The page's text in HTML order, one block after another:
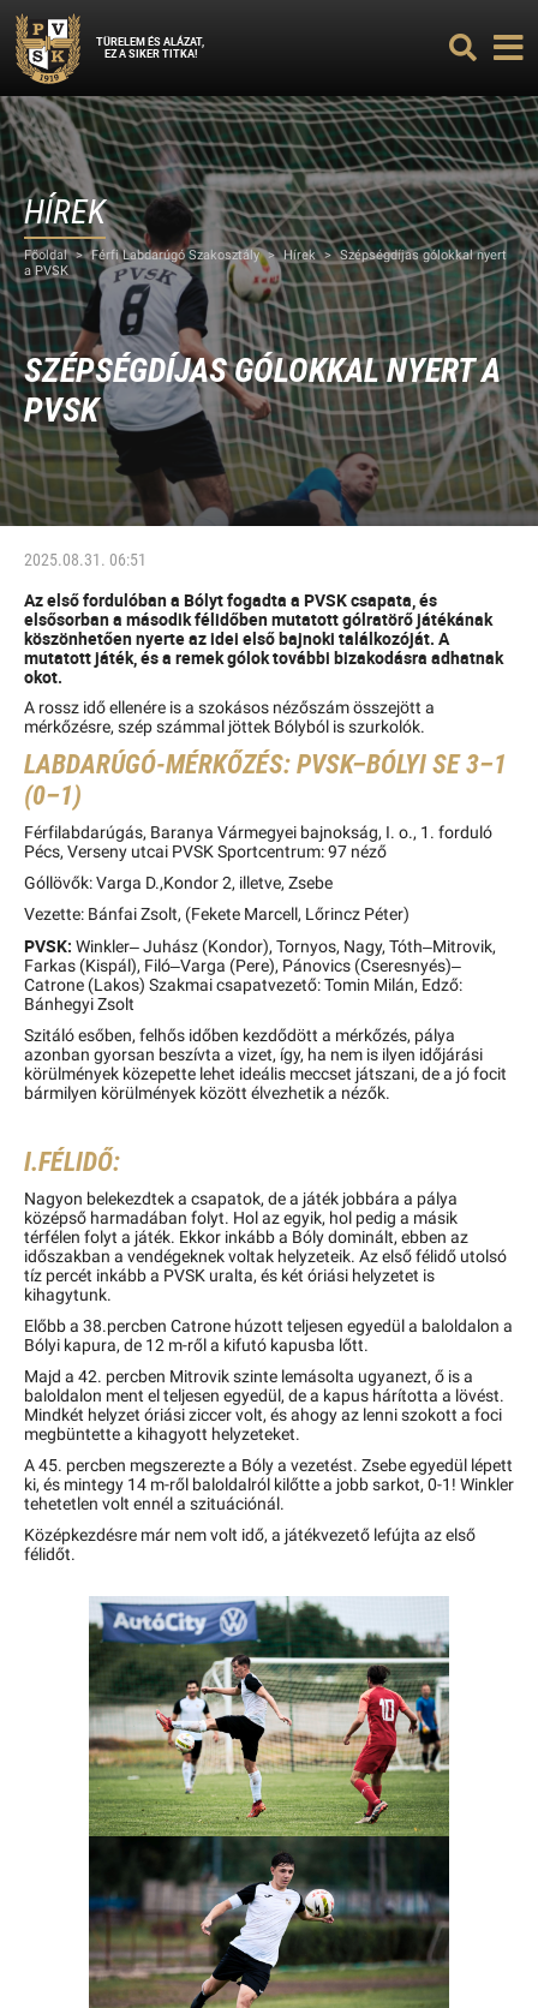
TÜRELEM ÉS ALÁZAT,
EZ A SIKER TITKA!
HÍREK
Főoldal > Férfi Labdarúgó Szakosztály > Hírek > Szépségdíjas gólokkal nyert
a PVSK
SZÉPSÉGDÍJAS GÓLOKKAL NYERT A
PVSK
2025.08.31. 06:51
Az első fordulóban a Bólyt fogadta a PVSK csapata, és
elsősorban a második félidőben mutatott gólratörő játékának
köszönhetően nyerte az idei első bajnoki találkozóját. A
mutatott játék, és a remek gólok további bizakodásra adhatnak
okot.
A rossz idő ellenére is a szokásos nézőszám összejött a
mérkőzésre, szép számmal jöttek Bólyból is szurkolók.
LABDARÚGÓ-MÉRKŐZÉS: PVSK–BÓLYI SE 3–1
(0–1)
Férfilabdarúgás, Baranya Vármegyei bajnokság, I. o., 1. forduló
Pécs, Verseny utcai PVSK Sportcentrum: 97 néző
Góllövők: Varga D.,Kondor 2, illetve, Zsebe
Vezette: Bánfai Zsolt, (Fekete Marcell, Lőrincz Péter)
PVSK: Winkler– Juhász (Kondor), Tornyos, Nagy, Tóth–Mitrovik,
Farkas (Kispál), Filó–Varga (Pere), Pánovics (Cseresnyés)–
Catrone (Lakos) Szakmai csapatvezető: Tomin Milán, Edző:
Bánhegyi Zsolt
Szitáló esőben, felhős időben kezdődött a mérkőzés, pálya
azonban gyorsan beszívta a vizet, így, ha nem is ilyen időjárási
körülmények közepette lehet ideális meccset játszani, de a jó focit
bármilyen körülmények között élvezhetik a nézők.
I.FÉLIDŐ:
Nagyon belekezdtek a csapatok, de a játék jobbára a pálya
középső harmadában folyt. Hol az egyik, hol pedig a másik
térfélen folyt a játék. Ekkor inkább a Bóly dominált, ebben az
időszakban a vendégeknek voltak helyzeteik. Az első félidő utolsó
tíz percét inkább a PVSK uralta, és két óriási helyzetet is
kihagytunk.
Előbb a 38.percben Catrone húzott teljesen egyedül a baloldalon a
Bólyi kapura, de 12 m-ről a kifutó kapusba lőtt.
Majd a 42. percben Mitrovik szinte lemásolta ugyanezt, ő is a
baloldalon ment el teljesen egyedül, de a kapus hárította a lövést.
Mindkét helyzet óriási ziccer volt, és ahogy az lenni szokott a foci
megbüntette a kihagyott helyzeteket.
A 45. percben megszerezte a Bóly a vezetést. Zsebe egyedül lépett
ki, és mintegy 14 m-ről baloldalról kilőtte a jobb sarkot, 0-1! Winkler
tehetetlen volt ennél a szituációnál.
Középkezdésre már nem volt idő, a játékvezető lefújta az első
félidőt.